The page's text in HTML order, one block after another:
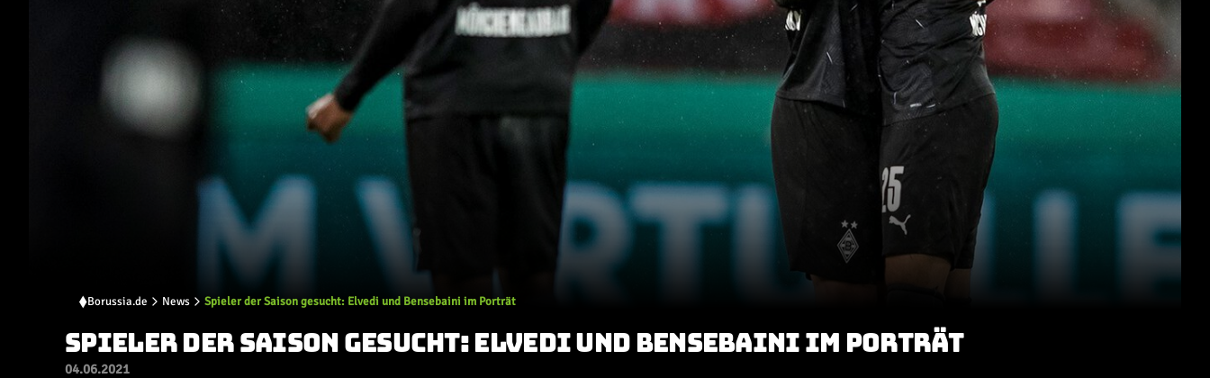
Borussia.de News Spieler der Saison gesucht: Elvedi und Bensebaini im Porträt
SPIELER DER SAISON GESUCHT: ELVEDI UND BENSEBAINI IM PORTRÄT
04.06.2021